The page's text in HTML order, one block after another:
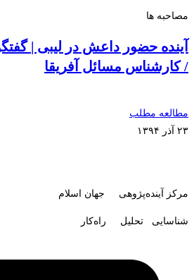
مصاحبه ها
آینده حضور داعش در لیبی |
/ کارشناس مسائل آفریقا
مطالعه مطلب
۲۳ آذر ۱۳۹۴
مرکز آینده‌پژوهی جهان اسلام
شناسایی تحلیل راه‌کار